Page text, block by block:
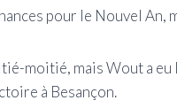
pour le Nouvel An,
moitié, mais Wout a
à Besançon.